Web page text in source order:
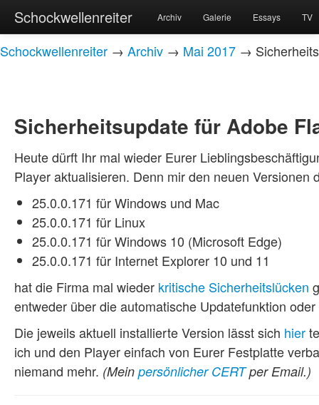
Schockwellenreiter Archiv Galerie Essays TV
Schockwellenreiter → Archiv → Mai 2017 →
Sicherheitsupdate für Adobe
Heute dürft Ihr mal wieder Eurer
Player aktualisieren. Denn mir den neuen Versionen
25.0.0.171 für Windows und Mac
25.0.0.171 für Linux
25.0.0.171 für Windows 10 (Microsoft Edge)
25.0.0.171 für Internet Explorer 10 und 11
hat die Firma mal wieder kritische Sicherheitslücken
entweder über die automatische Updatefunktion
Die jeweils aktuell installierte Version lässt sich hier
ich und den Player einfach von Eurer Festplatte
niemand mehr. (Mein persönlicher CERTper Email.)